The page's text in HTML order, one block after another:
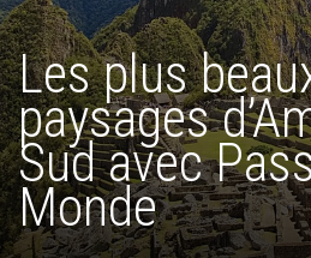
Les plus
paysages
Sud avec
Monde